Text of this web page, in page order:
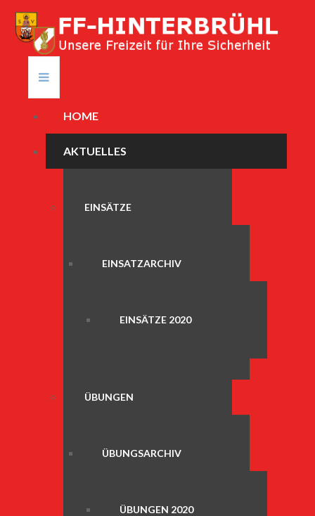
HOME
AKTUELLES
EINSÄTZE
EINSATZARCHIV
EINSÄTZE 2020
ÜBUNGEN
ÜBUNGSARCHIV
ÜBUNGEN 2020